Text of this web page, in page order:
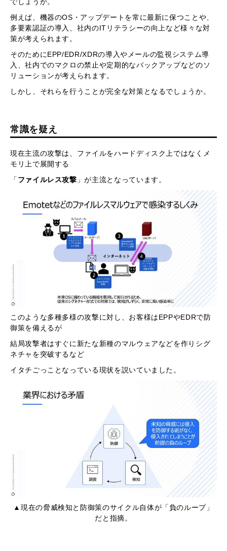
でしょうか。
例えば、機器のOS・アップデートを常に最新に保つことや、
多要素認証の導入、社内のITリテラシーの向上など様々な対
策が考えられます。
そのためにEPP/EDR/XDRの導入やメールの監視システム導
入、社内でのマクロの禁止や定期的なバックアップなどのソ
リューションが考えられます。
しかし、それらを行うことが完全な対策となるでしょうか。
常識を疑え
現在主流の攻撃は、ファイルをハードディスク上ではなくメ
モリ上で展開する
「 ファイルレス攻撃 」が主流となっています。
このような多種多様の攻撃に対し、お客様はEPPやEDRで防
御策を備えるが
結局攻撃者はすぐに新たな新種のマルウェアなどを作りシグ
ネチャを突破するなど
イタチごっことなっている現状を説いていました。
▲現在の脅威検知と防御策のサイクル自体が「負のループ」
だと指摘。